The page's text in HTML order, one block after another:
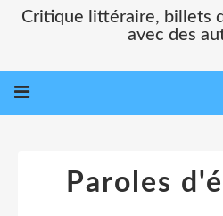
Critique littéraire, billets
avec des
Paroles